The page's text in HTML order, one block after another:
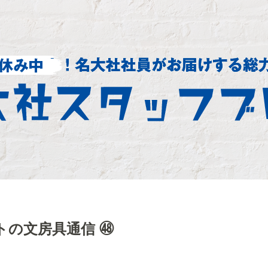
の文房具通信 ㊽